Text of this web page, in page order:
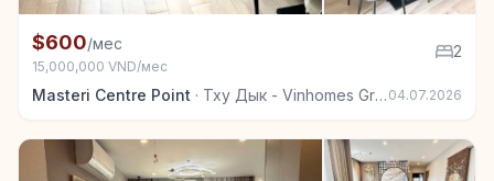
Квартира в аренду в Тху Дык - Vinhomes Grand
$600/мес
15,000,000 VND/мес
2
Masteri Centre Point · Тху Дык - Vinhomes Grand Park 04.07.2026